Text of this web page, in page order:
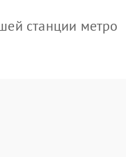
станции метро